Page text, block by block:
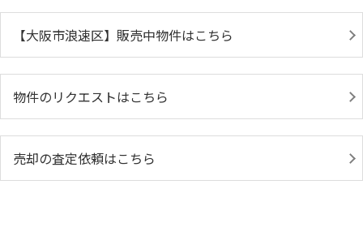
【大阪市浪速区】販売中物件はこちら
物件のリクエストはこちら
売却の査定依頼はこちら